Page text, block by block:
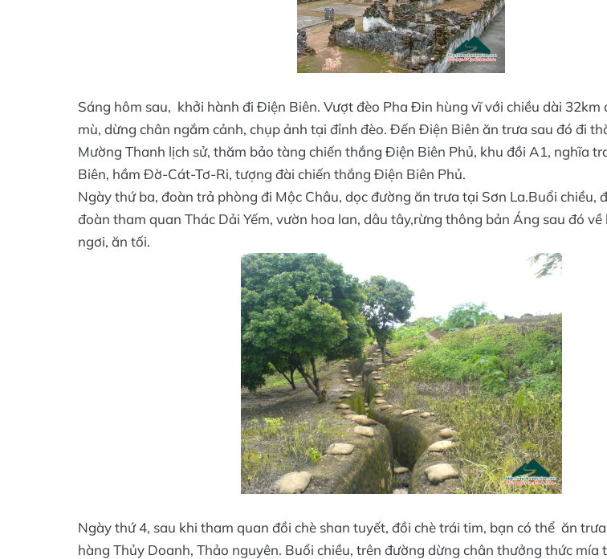
Sáng hôm sau, khởi hành đi Điện Biên. Vượt đèo Pha Đin hùng vĩ với chiều dài 32km
mù, dừng chân ngắm cảnh, chụp ảnh tại đỉnh đèo. Đến Điện Biên ăn trưa sau đó đi
Mường Thanh lịch sử, thăm bảo tàng chiến thắng Ðiện Biên Phủ, khu đồi A1, nghĩa
Biên, hầm Ðờ-Cát-Tơ-Ri, tượng đài chiến thắng Điện Biên Phủ.
Ngày thứ ba, đoàn trả phòng đi Mộc Châu, dọc đường ăn trưa tại Sơn La.Buổi chiều,
đoàn tham quan Thác Dải Yếm, vườn hoa lan, dâu tây,rừng thông bản Áng sau đó về
ngơi, ăn tối.
Ngày thứ 4, sau khi tham quan đồi chè shan tuyết, đồi chè trái tim, bạn có thể ăn
hàng Thủy Doanh, Thảo nguyên. Buổi chiều, trên đường dừng chân thưởng thức mía